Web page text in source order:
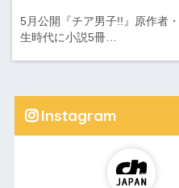
5月公開『チア男子!!』原作者
生時代に小説5冊…
Instagram